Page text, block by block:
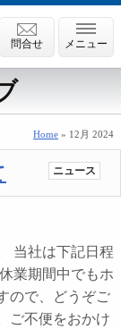
メニュー
問合せ
Home » 12月 2024
ニュース
当社は下記日程
業期間中でもホ
ので、どうぞご
ご不便をおかけ